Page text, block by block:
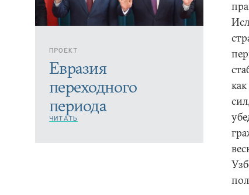
ПРОЕКТ
Евразия
переходного
периода
ЧИТАТЬ